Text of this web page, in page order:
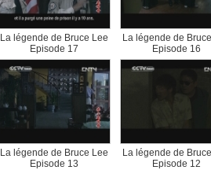
La légende de Bruce Lee
Episode 17
La légende de
Episode 16
La légende de Bruce Lee
Episode 13
La légende de
Episode 12